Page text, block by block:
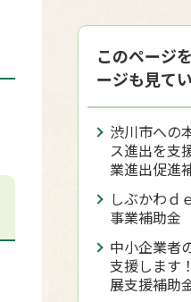
このページ
ージも見て
渋川市への
ス進出を支
業進出促進
しぶかわｄ
事業補助金
中小企業者
支援します
展支援補助金